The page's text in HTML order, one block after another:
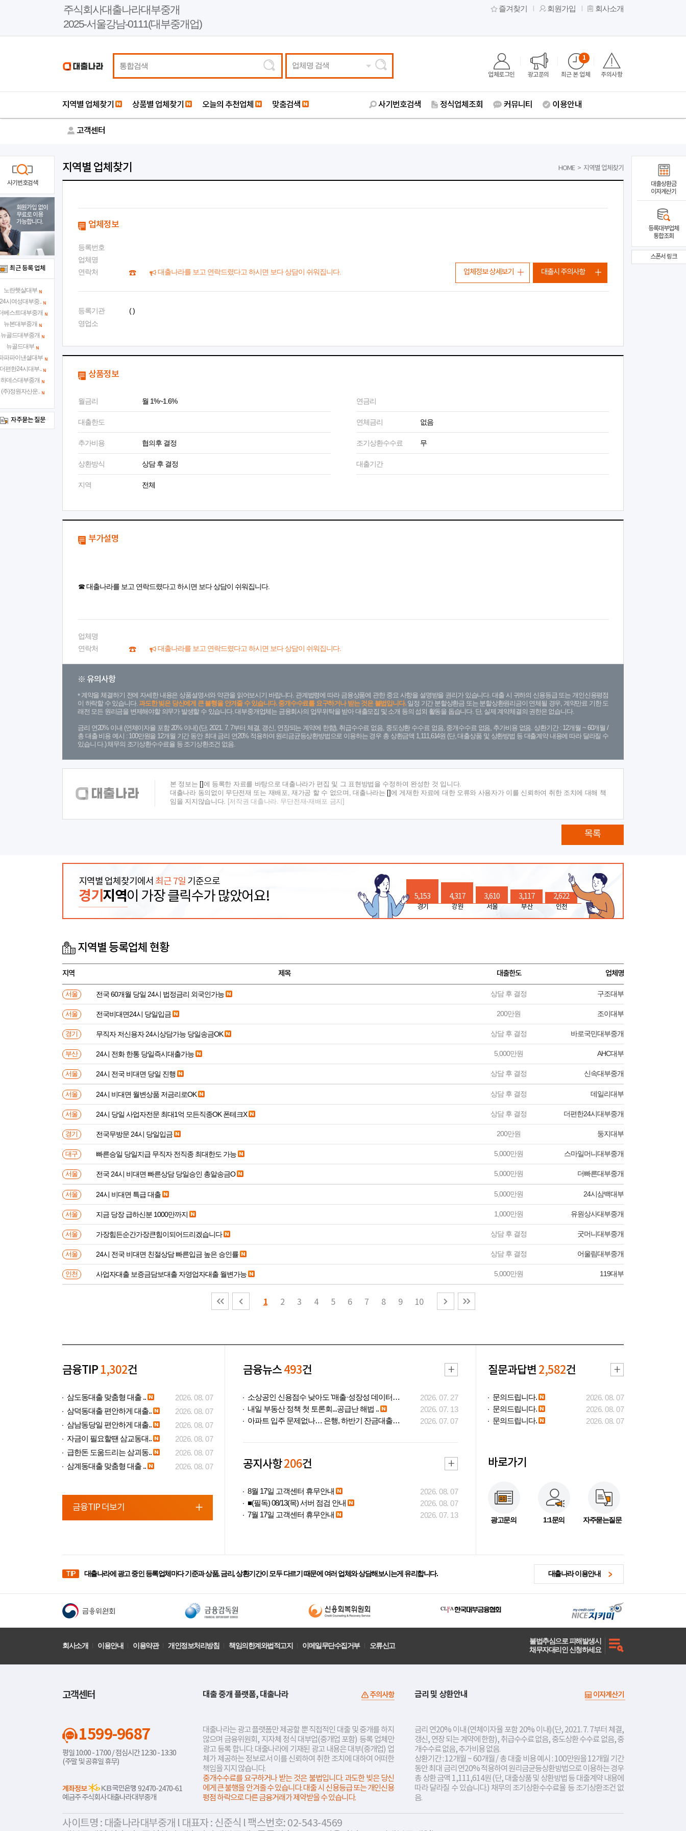
주식회사대출나라대부중개
2025-서울강남-0111(대부중개업)
즐겨찾기 회원가입 회사소개
업체명 검색
업체로그인 광고문의 최근 본 업체
1
주의사항
지역별 업체찾기 상품별 업체찾기 오늘의 추천업체 맞춤검색 사기번호검색 정식업체조회 커뮤니티 이용안내
고객센터
지역별 업체찾기 HOME > 지역별 업체찾기
업체정보
등록번호
업체명
연락처
대출나라를 보고 연락드렸다고 하시면 보다 상담이 쉬워집니다.
등록기관
( )
영업소
업체정보 상세보기 대출시 주의사항
상품정보
월금리 월 1%~1.6% 연금리
대출한도 연체금리 없음
추가비용 협의후 결정 조기상환수수료 무
상환방식 상담 후 결정 대출기간
지역 전체
부가설명
☎ 대출나라를 보고 연락드렸다고 하시면 보다 상담이 쉬워집니다.
업체명
연락처
대출나라를 보고 연락드렸다고 하시면 보다 상담이 쉬워집니다.
※ 유의사항
계약을 체결하기 전에 자세한 내용은 상품설명서와 약관을 읽어보시기 바랍니다. 관계법령에 따라 금융상품에 관한 중요 사항을 설명받을 권리가 있습니다. 대출 시 귀하의 신용등급 또는 개인신용평점
이 하락할 수 있습니다.과도한 빚은 당신에게 큰 불행을 안겨줄 수 있습니다. 중개수수료를 요구하거나 받는 것은 불법입니다.일정 기간 분할상환금 또는 분할상환원리금이 연체될 경우, 계약만료 기한 도
래전 모든 원리금을 변제해야할 의무가 발생할 수 있습니다. 대부중개업체는 금융회사의 업무위탁을 받아 대출모집 및 소개 등의 섭외 활동을 돕습니다. 단, 실제 계약체결의 권한은 없습니다.
금리 연20% 이내 (연체이자율 포함 20% 이내) (단, 2021. 7. 7부터 체결, 갱신, 연장되는 계약에 한함), 취급수수료 없음, 중도상환 수수료 없음, 중개수수료 없음, 추가비용 없음. 상환기간 : 12개월 ~ 60개월 /
총 대출 비용 예시 : 100만원을 12개월 기간 동안 최대 금리 연20% 적용하여 원리금균등상환방법으로 이용하는 경우 총 상환금액 1,111,614원 (단, 대출상품 및 상환방법 등 대출계약 내용에 따라 달라질 수
있습니 다.) 채무의 조기상환수수료율 등 조기상환조건 없음.
본 정보는
에 등록한 자료를 바탕으로 대출나라가 편집 및 그 표현방법을 수정하여 완성한 것 입니다.
대출나라 동의없이 무단전재 또는 재배포, 재가공 할 수 없으며, 대출나라는
에 게재한 자료에 대한 오류와 사용자가 이를 신뢰하여 취한 조치에 대해 책
임을 지지않습니다.
[저작권 대출나라. 무단전재-재배포 금지]
목록
지역별 업체찾기에서 최근 7일 기준으로
경기 지역이 가장 클릭수가 많았어요! 5,153
경기
4,317
강원
3,610
서울
3,117
부산
2,622
인천
지역별 등록업체 현황
지역 제목 대출한도 업체명
서울 전국 60개월 당일 24시 법정금리 외국인가능 상담 후 결정 구조대부
서울 전국비대면24시 당일입금 200만원 조이대부
경기 무직자 저신용자 24시상담가능 당일송금OK 상담 후 결정 바로국민대부중개
부산 24시 전화 한통 당일즉시대출가능 5,000만원 AHC대부
서울 24시 전국 비대면 당일 진행 상담 후 결정 신속대부중개
서울 24시 비대면 월변상품 저금리로OK 상담 후 결정 데일리대부
서울 24시 당일 사업자전문 최대1억 모든직종OK 폰테크X 상담 후 결정 더편한24시대부중개
경기 전국무방문 24시 당일입금 200만원 둥지대부
대구 빠른승일 당일지급 무직자 전직종 최대한도 가능 5,000만원 스마일머니대부중개
서울 전국 24시 비대면 빠른상담 당일승인 총알송금O 5,000만원 더빠른대부중개
서울 24시 비대면 특급 대출 5,000만원 24시삼백대부
서울 지금 당장 급하신분 1000만까지 1,000만원 유원상사대부중개
서울 가장힘든순간가장큰힘이되어드리겠습니다 상담 후 결정 굿머니대부중개
서울 24시 전국 비대면 친절상담 빠른입금 높은 승인률 상담 후 결정 어울림대부중개
인천 사업자대출 보증금담보대출 자영업자대출 월변가능 5,000만원 119대부
1 2 3 4 5 6 7 8 9 10
사기번호검색
회원가입 없이
무료로 이용
가능합니다.
최근 등록 업체
노란햇살대부
시여성대부중..
베스트대부중개
뉴본대부중개
뉴골드대부중개
뉴골드대부
파파이낸셜대부
편한24시대부..
하데스대부중개
(주)정원자산운..
자주묻는 질문
대출상환금
이자계산기
등록대부업체
통합조회
스폰서 링크
금융TIP 1,302건
삼도동대출 맞춤형 대출 ..
2026. 08. 07
삼덕동대출 편안하게 대출..
2026. 08. 07
삼남동당일 편안하게 대출..
2026. 08. 07
자금이 필요할땐 삼교동대..
2026. 08. 07
급한돈 도움드리는 삼괴동..
2026. 08. 07
삼계동대출 맞춤형 대출 ..
2026. 08. 07
금융TIP 더보기
금융뉴스493건
소상공인 신용점수 낮아도 '매출·성장성 데이터..
2026. 07. 27
내일 부동산 정책 첫 토론회...공급난 해법 ..
2026. 07. 13
아파트 입주 문제없나… 은행, 하반기 잔금대출..
2026. 07. 07
공지사항206건
8월 17일 고객센터 휴무안내
2026. 08. 07
■(필독) 08/13(목) 서버 점검 안내
2026. 08. 07
7월 17일 고객센터 휴무안내
2026. 07. 13
질문과답변 2,582건
문의드립니다.
2026. 08. 07
문의드립니다.
2026. 08. 07
문의드립니다.
2026. 08. 07
바로가기
광고문의 1:1문의 자주묻는질문
TIP 대출나라에 광고 중인 등록업체마다 기준과 상품, 금리, 상환기간이 모두 다르기 때문에 여러 업체와 상담해보시는게 유리합니다. 대출나라 이용안내
회사소개 이용안내 이용약관 개인정보처리방침 책임의한계와법적고지 이메일무단수집거부 오류신고
불법추심으로 피해발생시
채무자대리인 신청하세요
고객센터
1599-9687
평일 10:00 - 17:00 / 점심시간 12:30 - 13:30
(주말 및 공휴일 휴무)
계좌정보
92470-2470-61
예금주 주식회사 대출나라대부중개
대출 중개 플랫폼, 대출나라 주의사항
대출나라는 광고 플랫폼만 제공할 뿐 직접적인 대출 및 중개를 하지
않으며 금융위원회, 지자체 정식 대부업(중개업 포함) 등록 업체만
광고 등록 합니다. 대출나라에 기재된 광고 내용은 대부(중개업) 업
체가 제공하는 정보로서 이를 신뢰하여 취한 조치에 대하여 어떠한
책임을 지지 않습니다.
중개수수료를 요구하거나 받는 것은 불법입니다. 과도한 빚은 당신
에게 큰 불행을 안겨줄 수 있습니다. 대출 시 신용등급 또는 개인신용
평점 하락으로 다른 금융거래가 제약받을 수 있습니다.
금리 및 상환안내 이자계산기
금리 연20% 이내 (연체이자율 포함 20% 이내)(단, 2021. 7. 7부터 체결,
갱신, 연장 되는 계약에 한함), 취급수수료 없음, 중도상환 수수료 없음, 중
개수수료 없음, 추가비용 없음.
상환기간 : 12개월 ~ 60개월 / 총 대출 비용 예시 : 100만원을 12개월 기간
동안 최대 금리 연20% 적용하여 원리금균등상환방법으로 이용하는 경우
총 상환 금액 1,111,614원 (단, 대출상품 및 상환방법 등 대출계약 내용에
따라 달라질 수 있습니다.) 채무의 조기상환수수료율 등 조기상환조건 없
음.
사이트명 : 대출나라대부중개 l 대표자 : 신준식 l 팩스번호: 02-543-4569